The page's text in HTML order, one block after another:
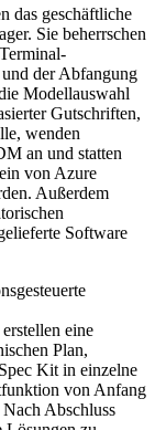
das geschäftliche
Sie beherrschen
der Abfangung
Modellauswahl
Gutschriften,
wenden
an und statten
von Azure
Außerdem
Software
eine
Plan,
Kit in einzelne
von Anfang
Abschluss